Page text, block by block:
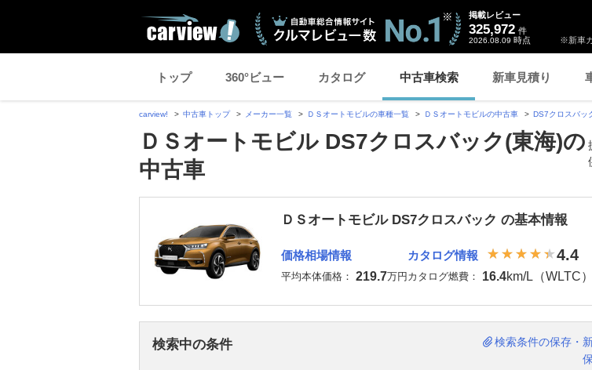
※新車
掲載レビュー
325,972 件
2026.08.09 時点
トップ 360°ビュー カタログ 中古車検索 新車見積り
carview! 中古車トップ メーカー一覧 ＤＳオートモビルの車種一覧 ＤＳオートモビルの中古車 DS7クロスバッ
ＤＳオートモビル DS7クロスバック(東海)の
中古車
ＤＳオートモビル DS7クロスバック の基本情報
価格相場情報
平均本体価格： 219.7万円
カタログ情報 4.4
カタログ燃費： 16.4km/L（WLTC）
検索中の条件
検索条件の保存・